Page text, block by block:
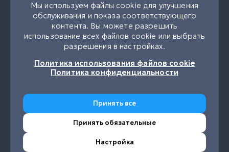
UK RU
УТГ
Настройка конфиденциальности
Мы используем файлы cookie для улучшения
обслуживания и показа соответствующего
контента. Вы можете разрешить
использование всех файлов cookie или выбрать
разрешения в настройках.
Политика использования файлов cookie
Политика конфиденциальности
Принять все
Принять обязательные
Настройка